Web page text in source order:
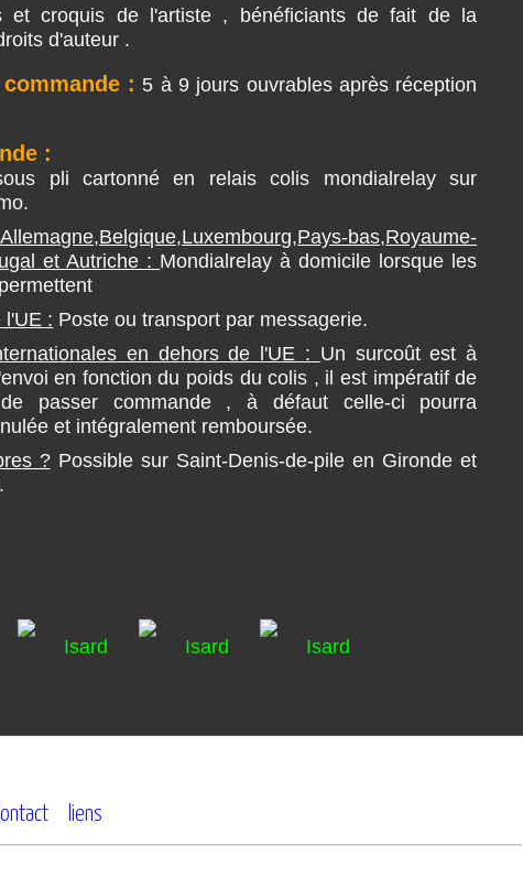
et croquis de l'artiste , bénéficiants de fait de la
d'auteur .
: 5 à 9 jours ouvrables après réception
:
pli cartonné en relais colis mondialrelay sur
bas,Royaume-
et Autriche : Mondialrelay à domicile lorsque les
l'UE : Poste ou transport par messagerie.
en dehors de l'UE : Un surcoût est à
en fonction du poids du colis , il est impératif de
passer commande , à défaut celle-ci pourra
et intégralement remboursée.
?Possible sur Saint-Denis-de-pile en Gironde et
liens